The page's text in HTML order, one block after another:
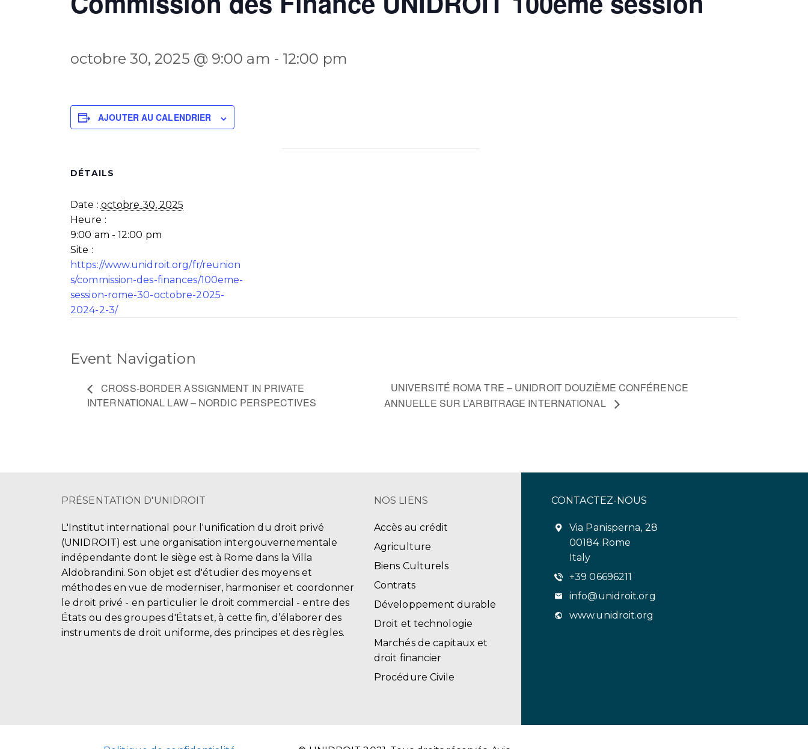
octobre 30, 2025 @ 9:00 am - 12:00 pm
AJOUTER AU CALENDRIER
DÉTAILS
Date : octobre 30, 2025
Heure :
9:00 am - 12:00 pm
Site :
https://www.unidroit.org/fr/reunion
s/commission-des-finances/100eme-
session-rome-30-octobre-2025-
2024-2-3/
Event Navigation
CROSS-BORDER ASSIGNMENT IN PRIVATE
INTERNATIONAL LAW – NORDIC PERSPECTIVES
UNIVERSITÉ ROMA TRE – UNIDROIT DOUZIÈME CONFÉRENCE
ANNUELLE SUR L’ARBITRAGE INTERNATIONAL
PRÉSENTATION D'UNIDROIT
L'Institut international pour l'unification du droit privé
(UNIDROIT) est une organisation intergouvernementale
indépendante dont le siège est à Rome dans la Villa
Aldobrandini. Son objet est d'étudier des moyens et
méthodes en vue de moderniser, harmoniser et coordonner
le droit privé - en particulier le droit commercial - entre des
États ou des groupes d'États et, à cette fin, d’élaborer des
instruments de droit uniforme, des principes et des règles.
NOS LIENS
Accès au crédit
Agriculture
Biens Culturels
Contrats
Développement durable
Droit et technologie
Marchés de capitaux et
droit financier
Procédure Civile
CONTACTEZ-NOUS
Via Panisperna, 28
00184 Rome
Italy
+39 06696211
info@unidroit.org
www.unidroit.org